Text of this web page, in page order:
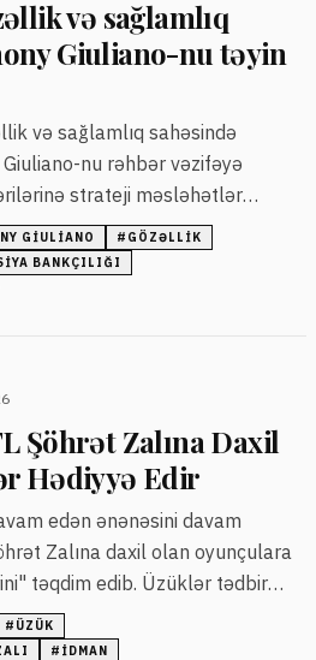
və sağlamlıq
Giuliano-nu təyin
və sağlamlıq sahəsində
nu rəhbər vəzifəyə
strateji məsləhətlər
təmin edəcək.
GIULIANO # GÖZƏLLIK
BANKÇILIĞI
Şöhrət Zalına Daxil
Hədiyyə Edir
edən ənənəsini davam
Zalına daxil olan oyunçulara
təqdim edib. Üzüklər tədbir
təqdim olunur.
# ÜZÜK
# IDMAN